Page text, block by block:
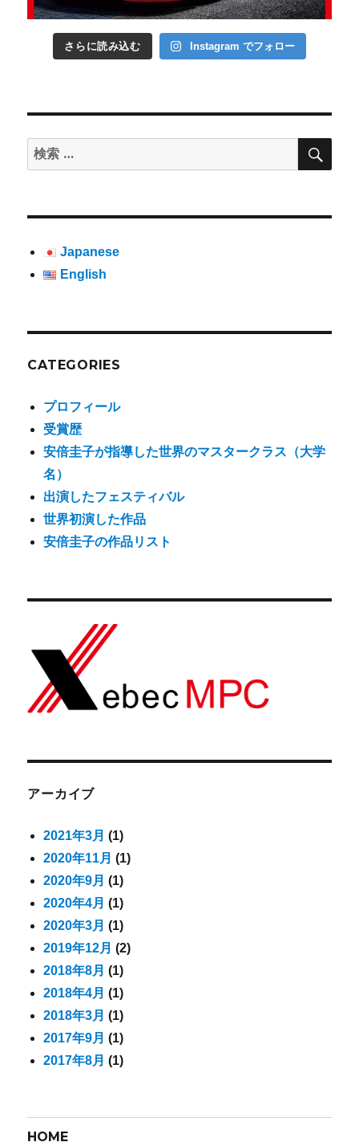
さらに読み込む Instagram でフォロー
検
索:
検
Japanese
English
CATEGORIES
プロフィール
受賞歴
安倍圭子が指導した世界のマスタークラス（大学
名）
出演したフェスティバル
世界初演した作品
安倍圭子の作品リスト
アーカイブ
2021年3月 (1)
2020年11月 (1)
2020年9月 (1)
2020年4月 (1)
2020年3月 (1)
2019年12月 (2)
2018年8月 (1)
2018年4月 (1)
2018年3月 (1)
2017年9月 (1)
2017年8月 (1)
HOME